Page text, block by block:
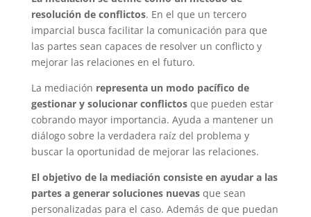
resolución de conflictos. En el que un tercero
imparcial busca facilitar la comunicación para que
las partes sean capaces de resolver un conflicto y
mejorar las relaciones en el futuro.
La mediación representa un modo pacífico de
gestionar y solucionar conflictosque pueden estar
cobrando mayor importancia. Ayuda a mantener un
diálogo sobre la verdadera raíz del problema y
buscar la oportunidad de mejorar las relaciones.
El objetivo de la mediación consiste en ayudar a las
partes a generar soluciones nuevasque sean
personalizadas para el caso. Además de que puedan